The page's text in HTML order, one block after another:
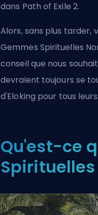
dans Path of Exile 2.
Alors, sans plus tarder,
Gemmes Spirituelles
conseil que nous
devraient toujours se
d'Eloking pour tous
Qu'est-ce
Spirituelles